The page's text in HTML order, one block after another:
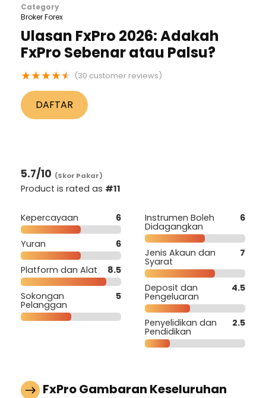
Category
Broker Forex
Ulasan FxPro 2026: Adakah
FxPro Sebenar atau Palsu?
★★★★★ (30 customer reviews)
DAFTAR
5.7/10 (Skor Pakar)
Product is rated as #11
Kepercayaan 6
Yuran 6
Platform dan Alat 8.5
Sokongan
Pelanggan
5
Instrumen Boleh
Didagangkan
6
Jenis Akaun dan
Syarat
7
Deposit dan
Pengeluaran
4.5
Penyelidikan dan
Pendidikan
2.5
FxPro Gambaran Keseluruhan